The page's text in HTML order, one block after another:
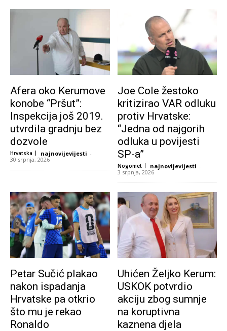
Afera oko Kerumove
konobe “Pršut”:
Inspekcija još 2019.
utvrdila gradnju bez
dozvole
Hrvatska najnovijevijesti -
30 srpnja, 2026
Joe Cole žestoko
kritizirao VAR odluku
protiv Hrvatske:
“Jedna od najgorih
odluka u povijesti
SP-a”
Nogomet najnovijevijesti -
3 srpnja, 2026
Petar Sučić plakao
nakon ispadanja
Hrvatske pa otkrio
što mu je rekao
Ronaldo
Uhićen Željko Kerum:
USKOK potvrdio
akciju zbog sumnje
na koruptivna
kaznena djela